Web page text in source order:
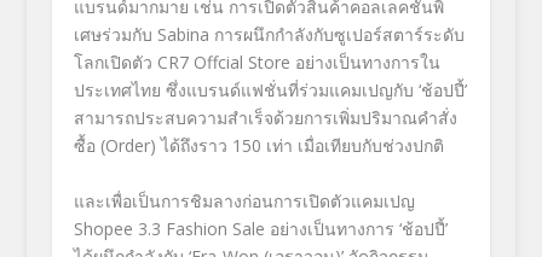
แบรนด์มากมาย เช่น การเปิดตัวสินค้าคอลเลคชั่นพิ
เศษร่วมกับ Sabina การผนึกกำลังกับซูเปอร์สตาร์ระดับ
โลกเปิดตัว CR7 Offcial Store อย่างเป็นทางการใน
ประเทศไทย ซึ่งแบรนด์แฟชั่นที่ร่วมแคมเปญกับ ‘ช้อปปี้’
สามารถประสบความสำเร็จด้วยการเพิ่มปริมาณคำสั่ง
ซื้อ (Order) ได้ถึงราว 150 เท่า เมื่อเทียบกับช่วงปกติ
และเพื่อเป็นการชิมลางก่อนการเปิดตัวแคมเปญ
Shopee 3.3 Fashion Sale อย่างเป็นทางการ ‘ช้อปปี้’